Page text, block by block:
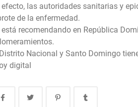
efecto, las autoridades sanitarias y
de la enfermedad.
está recomendando en República
Nacional y Santo Domingo
digital